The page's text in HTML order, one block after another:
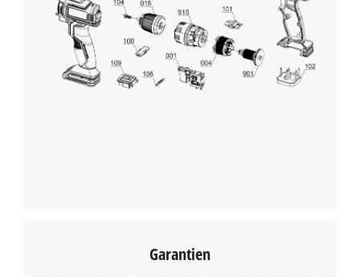
Garantien